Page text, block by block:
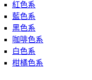
紅色系
藍色系
黑色系
咖啡色系
白色系
柑橘色系